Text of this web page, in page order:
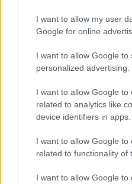
I want to allow my user
Google for online
I want to allow Google to
personalized advertising.
I want to allow Google to
related to analytics like
device identifiers in apps.
I want to allow Google to
related to functionality of
I want to allow Google to
Cómo involucrar a los
pizzas
Diego Romero · 7 Ago 2026
PASTAS Y PIZZAS